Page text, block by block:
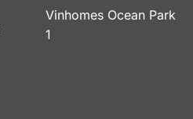
Vinhomes Ocean Park
1